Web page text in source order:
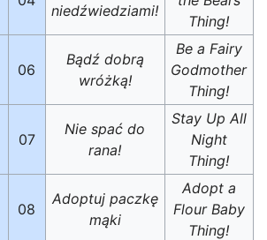
niedźwiedziami!
Thing!
06
Bądź dobrą
wróżką!
Be a Fairy
Godmother
Thing!
07
Nie spać do
rana!
Stay Up All
Night
Thing!
08
Adoptuj paczkę
mąki
Adopt a
Flour Baby
Thing!